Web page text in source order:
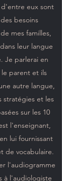
eux sont
besoins
mes familles,
leur langue
Je parlerai en
le parent et ils
autre langue,
stratégies et les
sur les 10
l'enseignant,
lui fournissant
de vocabulaire.
l'audiogramme
à l'audiologiste